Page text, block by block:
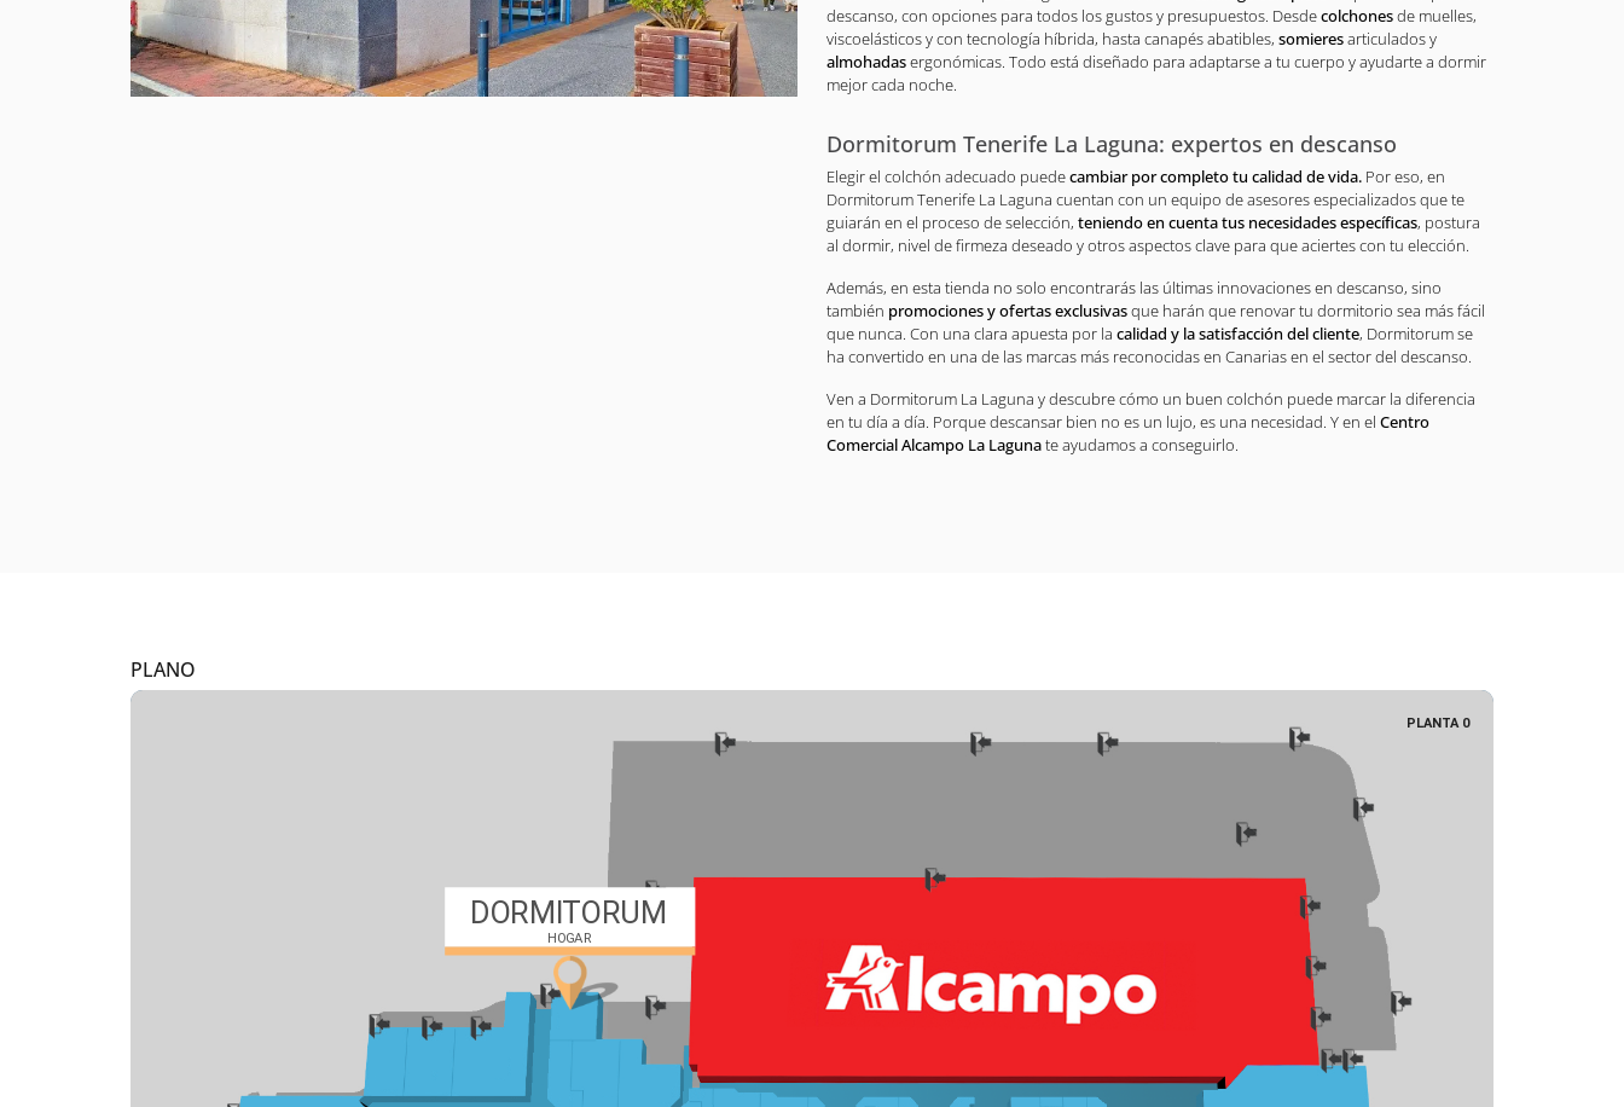
descanso, con opciones para todos los gustos y presupuestos. Desdecolchonesde muelles,
viscoelásticos y con tecnología híbrida, hasta canapés abatibles, somieresarticulados y
almohadasergonómicas. Todo está diseñado para adaptarse a tu cuerpo y ayudarte a dormir
mejor cada noche.
Dormitorum Tenerife La Laguna: expertos en descanso
Elegir el colchón adecuado puedecambiar por completo tu calidad de vida. Por eso, en
Dormitorum Tenerife La Laguna cuentan con un equipo de asesores especializados que te
guiarán en el proceso de selección, teniendo en cuenta tus necesidades específicas, postura
al dormir, nivel de firmeza deseado y otros aspectos clave para que aciertes con tu elección.
Además, en esta tienda no solo encontrarás las últimas innovaciones en descanso, sino
también promociones y ofertas exclusivasque harán que renovar tu dormitorio sea más fácil
que nunca. Con una clara apuesta por la calidad y la satisfacción del cliente, Dormitorum se
ha convertido en una de las marcas más reconocidas en Canarias en el sector del descanso.
Ven a Dormitorum La Laguna y descubre cómo un buen colchón puede marcar la diferencia
en tu día a día. Porque descansar bien no es un lujo, es una necesidad. Y en el Centro
Comercial Alcampo La Lagunate ayudamos a conseguirlo.
PLANO